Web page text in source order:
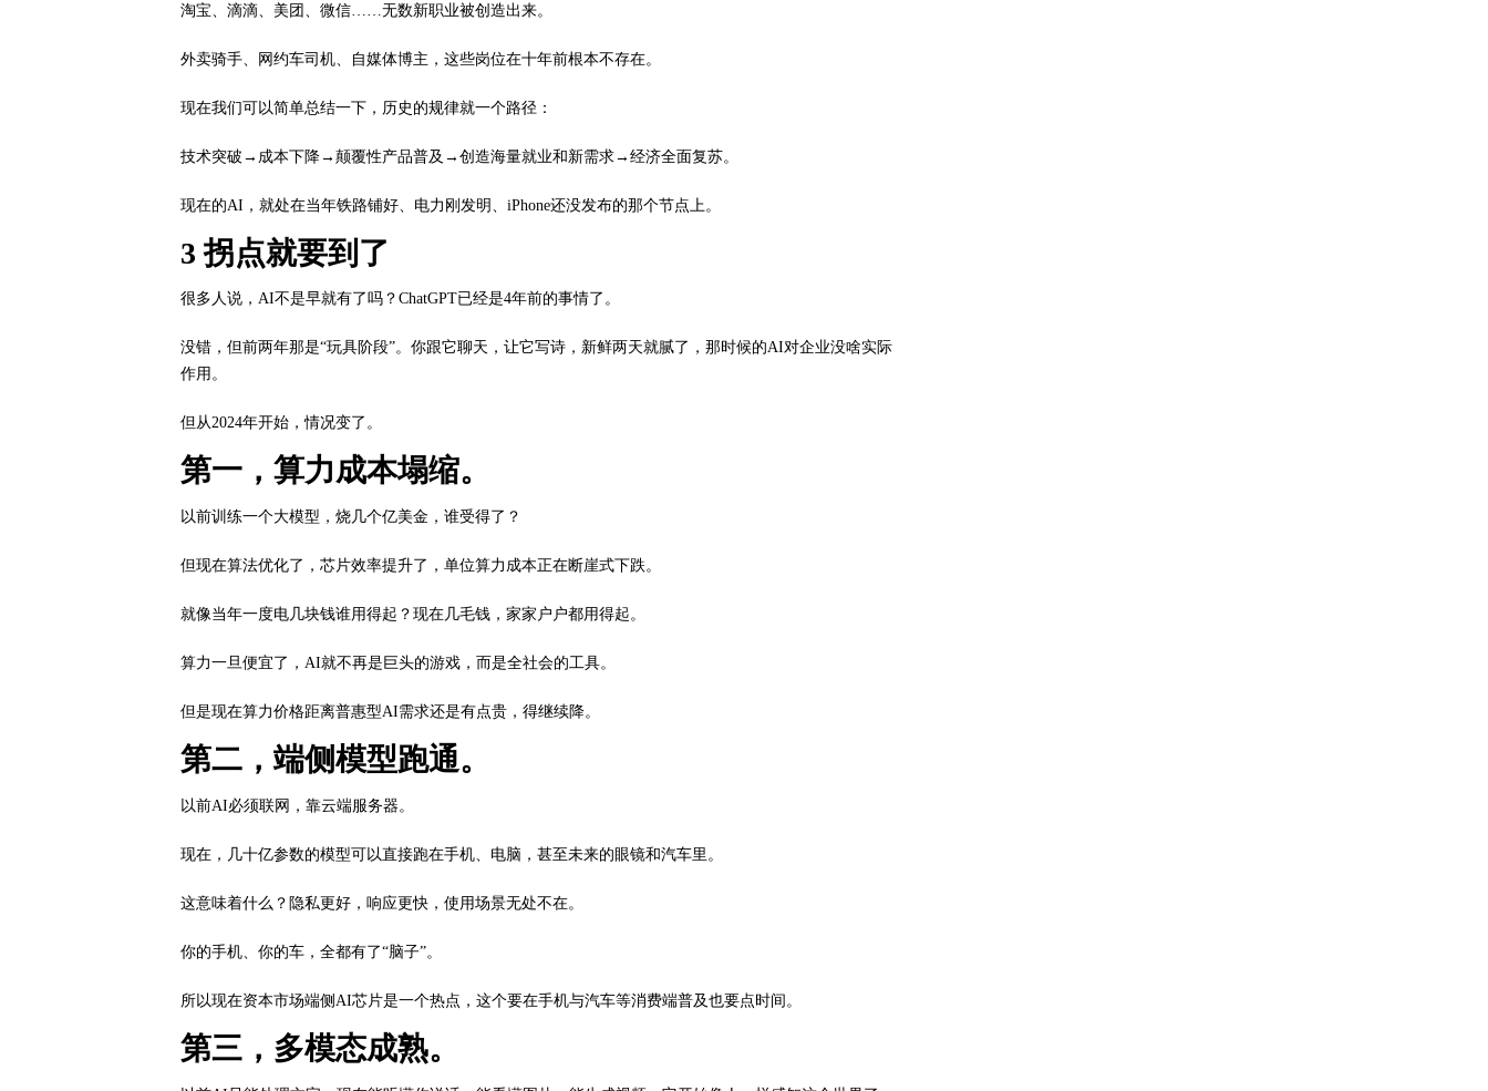
淘宝、滴滴、美团、微信……无数新职业被创造出来。
外卖骑手、网约车司机、自媒体博主，这些岗位在十年前根本不存在。
现在我们可以简单总结一下，历史的规律就一个路径：
技术突破→成本下降→颠覆性产品普及→创造海量就业和新需求→经济全面复苏。
现在的AI，就处在当年铁路铺好、电力刚发明、iPhone还没发布的那个节点上。
3 拐点就要到了
很多人说，AI不是早就有了吗？ChatGPT已经是4年前的事情了。
没错，但前两年那是“玩具阶段”。你跟它聊天，让它写诗，新鲜两天就腻了，那时候的AI对企业没啥实际
作用。
但从2024年开始，情况变了。
第一，算力成本塌缩。
以前训练一个大模型，烧几个亿美金，谁受得了？
但现在算法优化了，芯片效率提升了，单位算力成本正在断崖式下跌。
就像当年一度电几块钱谁用得起？现在几毛钱，家家户户都用得起。
算力一旦便宜了，AI就不再是巨头的游戏，而是全社会的工具。
但是现在算力价格距离普惠型AI需求还是有点贵，得继续降。
第二，端侧模型跑通。
以前AI必须联网，靠云端服务器。
现在，几十亿参数的模型可以直接跑在手机、电脑，甚至未来的眼镜和汽车里。
这意味着什么？隐私更好，响应更快，使用场景无处不在。
你的手机、你的车，全都有了“脑子”。
所以现在资本市场端侧AI芯片是一个热点，这个要在手机与汽车等消费端普及也要点时间。
第三，多模态成熟。